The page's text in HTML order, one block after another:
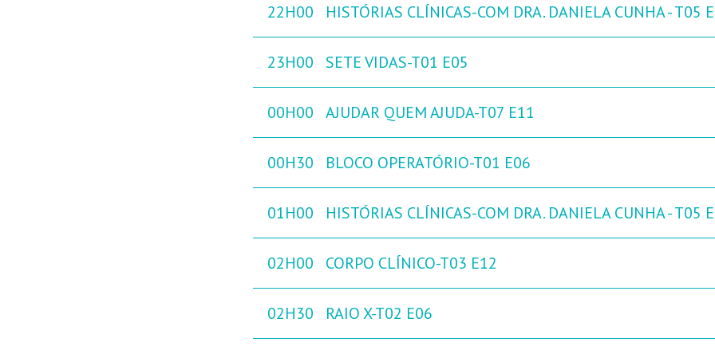
22H00 HISTÓRIAS CLÍNICAS-COM DRA. DANIELA CUNHA - T05
23H00 SETE VIDAS-T01 E05
00H00 AJUDAR QUEM AJUDA-T07 E11
00H30 BLOCO OPERATÓRIO-T01 E06
01H00 HISTÓRIAS CLÍNICAS-COM DRA. DANIELA CUNHA - T05
02H00 CORPO CLÍNICO-T03 E12
02H30 RAIO X-T02 E06